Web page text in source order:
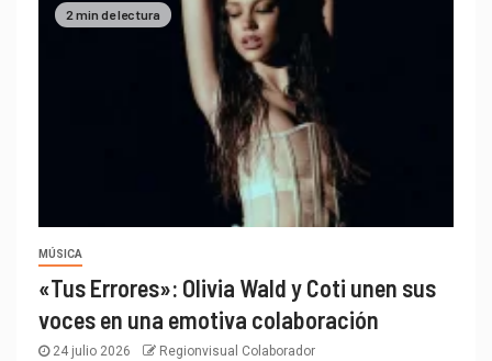
2 min de lectura
MÚSICA
«Tus Errores»: Olivia Wald y Coti unen sus
voces en una emotiva colaboración
24 julio 2026 Regionvisual Colaborador